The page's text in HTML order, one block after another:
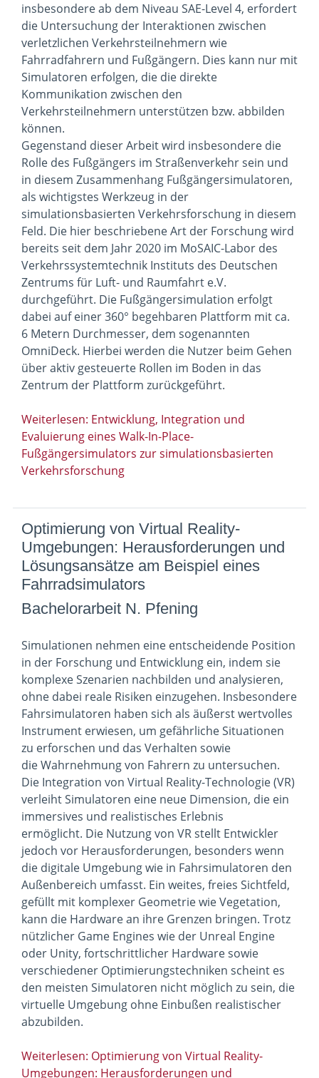
insbesondere ab dem Niveau SAE-Level 4, erfordert
die Untersuchung der Interaktionen zwischen
verletzlichen Verkehrsteilnehmern wie
Fahrradfahrern und Fußgängern. Dies kann nur mit
Simulatoren erfolgen, die die direkte
Kommunikation zwischen den
Verkehrsteilnehmern unterstützen bzw. abbilden
können.
Gegenstand dieser Arbeit wird insbesondere die
Rolle des Fußgängers im Straßenverkehr sein und
in diesem Zusammenhang Fußgängersimulatoren,
als wichtigstes Werkzeug in der
simulationsbasierten Verkehrsforschung in diesem
Feld. Die hier beschriebene Art der Forschung wird
bereits seit dem Jahr 2020 im MoSAIC-Labor des
Verkehrssystemtechnik Instituts des Deutschen
Zentrums für Luft- und Raumfahrt e.V.
durchgeführt. Die Fußgängersimulation erfolgt
dabei auf einer 360° begehbaren Plattform mit ca.
6 Metern Durchmesser, dem sogenannten
OmniDeck. Hierbei werden die Nutzer beim Gehen
über aktiv gesteuerte Rollen im Boden in das
Zentrum der Plattform zurückgeführt.
Weiterlesen: Entwicklung, Integration und
Evaluierung eines Walk-In-Place-
Fußgängersimulators zur simulationsbasierten
Verkehrsforschung
Optimierung von Virtual Reality-
Umgebungen: Herausforderungen und
Lösungsansätze am Beispiel eines
Fahrradsimulators
Bachelorarbeit N. Pfening
Simulationen nehmen eine entscheidende Position
in der Forschung und Entwicklung ein, indem sie
komplexe Szenarien nachbilden und analysieren,
ohne dabei reale Risiken einzugehen. Insbesondere
Fahrsimulatoren haben sich als äußerst wertvolles
Instrument erwiesen, um gefährliche Situationen
zu erforschen und das Verhalten sowie
die Wahrnehmung von Fahrern zu untersuchen.
Die Integration von Virtual Reality-Technologie (VR)
verleiht Simulatoren eine neue Dimension, die ein
immersives und realistisches Erlebnis
ermöglicht. Die Nutzung von VR stellt Entwickler
jedoch vor Herausforderungen, besonders wenn
die digitale Umgebung wie in Fahrsimulatoren den
Außenbereich umfasst. Ein weites, freies Sichtfeld,
gefüllt mit komplexer Geometrie wie Vegetation,
kann die Hardware an ihre Grenzen bringen. Trotz
nützlicher Game Engines wie der Unreal Engine
oder Unity, fortschrittlicher Hardware sowie
verschiedener Optimierungstechniken scheint es
den meisten Simulatoren nicht möglich zu sein, die
virtuelle Umgebung ohne Einbußen realistischer
abzubilden.
Weiterlesen: Optimierung von Virtual Reality-
Umgebungen: Herausforderungen und